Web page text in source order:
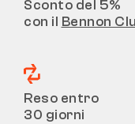
Sconto del 5%
con il Bennon
Reso entro
30 giorni